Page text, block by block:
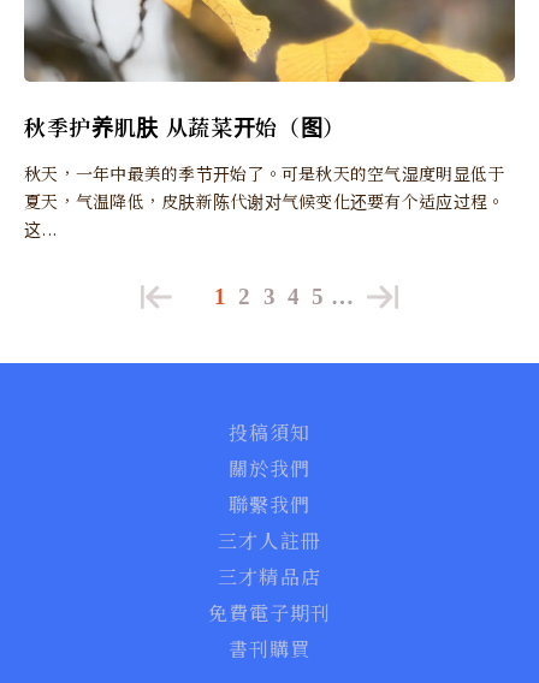
秋季护养肌肤 从蔬菜开始（图）
秋天，一年中最美的季节开始了。可是秋天的空气湿度明显低于
夏天，气温降低，皮肤新陈代谢对气候变化还要有个适应过程。
这...
1 2 3 4 5 …
投稿須知
關於我們
聯繫我們
三才人註冊
三才精品店
免費電子期刊
書刊購買